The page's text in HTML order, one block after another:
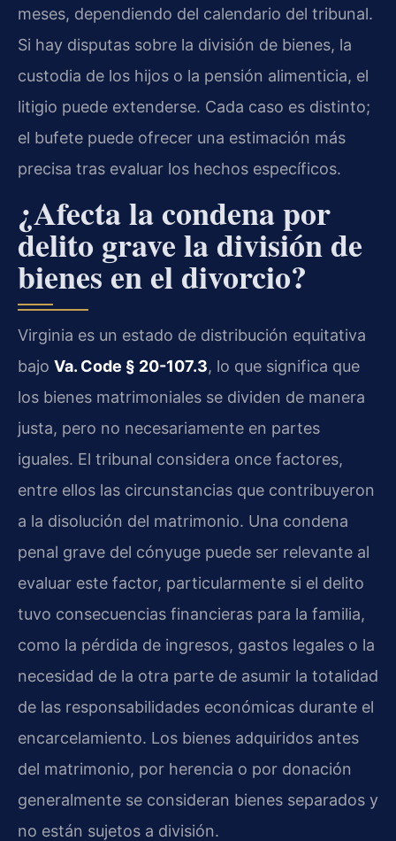
meses, dependiendo del calendario del tribunal.
Si hay disputas sobre la división de bienes, la
custodia de los hijos o la pensión alimenticia, el
litigio puede extenderse. Cada caso es distinto;
el bufete puede ofrecer una estimación más
precisa tras evaluar los hechos específicos.
¿Afecta la condena por
delito grave la división de
bienes en el divorcio?
Virginia es un estado de distribución equitativa
bajo Va. Code § 20-107.3, lo que significa que
los bienes matrimoniales se dividen de manera
justa, pero no necesariamente en partes
iguales. El tribunal considera once factores,
entre ellos las circunstancias que contribuyeron
a la disolución del matrimonio. Una condena
penal grave del cónyuge puede ser relevante al
evaluar este factor, particularmente si el delito
tuvo consecuencias financieras para la familia,
como la pérdida de ingresos, gastos legales o la
necesidad de la otra parte de asumir la totalidad
de las responsabilidades económicas durante el
encarcelamiento. Los bienes adquiridos antes
del matrimonio, por herencia o por donación
generalmente se consideran bienes separados y
no están sujetos a división.